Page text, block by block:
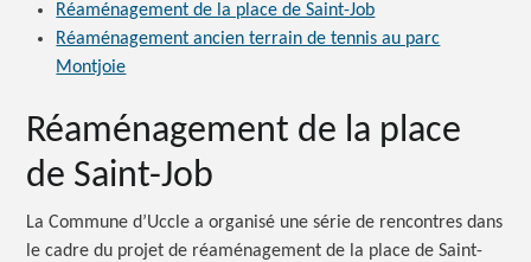
Réaménagement de la place de Saint-Job
Réaménagement ancien terrain de tennis au parc
Montjoie
Réaménagement de la place
de Saint-Job
La Commune d’Uccle a organisé une série de rencontres dans
le cadre du projet de réaménagement de la place de Saint-